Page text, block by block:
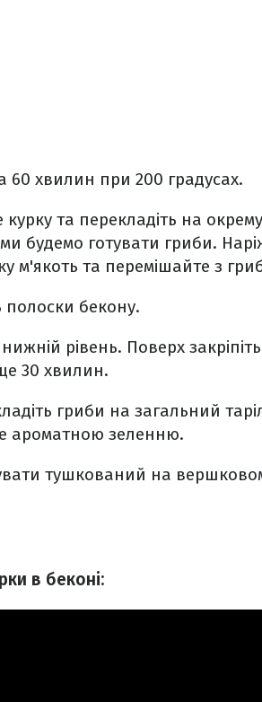
60 хвилин при 200 градусах.
та перекладіть на окрему
будемо готувати гриби.
м'якоть та перемішайте з
полоски бекону.
рівень. Поверх
30 хвилин.
гриби на загальний
ароматною зеленню.
тушкований на
в беконі: